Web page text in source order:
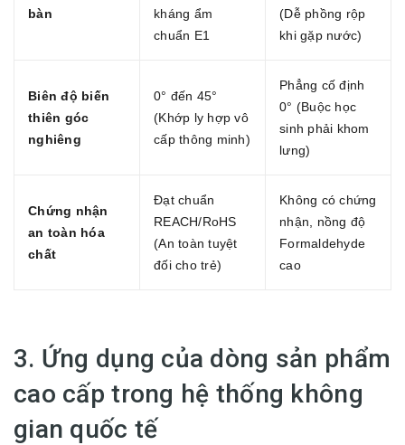
bàn
kháng ẩm
chuẩn E1
(Dễ phồng rộp
khi gặp nước)
Biên độ biến
thiên góc
nghiêng
0° đến 45°
(Khớp ly hợp vô
cấp thông minh)
Phẳng cố định
0° (Buộc học
sinh phải khom
lưng)
Chứng nhận
an toàn hóa
chất
Đạt chuẩn
REACH/RoHS
(An toàn tuyệt
đối cho trẻ)
Không có chứng
nhận, nồng độ
Formaldehyde
cao
3. Ứng dụng của dòng sản phẩm
cao cấp trong hệ thống không
gian quốc tế